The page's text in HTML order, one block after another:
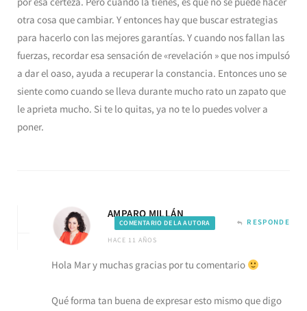
otra cosa que cambiar. Y entonces hay que buscar estrategias
para hacerlo con las mejores garantías. Y cuando nos fallan las
fuerzas, recordar esa sensación de «revelación » que nos impulsó
a dar el oaso, ayuda a recuperar la constancia. Entonces uno se
siente como cuando se lleva durante mucho rato un zapato que
le aprieta mucho. Si te lo quitas, ya no te lo puedes volver a
poner.
AMPARO MILLÁN
COMENTARIO DE LA AUTORA
HACE 11 AÑOS
RESPONDE
Hola Mar y muchas gracias por tu comentario
Qué forma tan buena de expresar esto mismo que digo